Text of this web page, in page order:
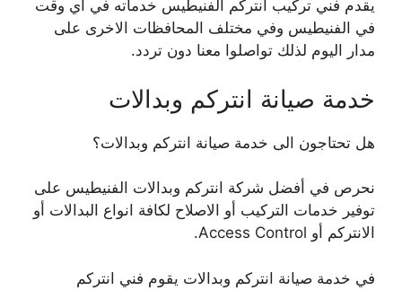
يقدم فني تركيب انتركم الفنيطيس خدماته في اي وقت
في الفنيطيس وفي مختلف المحافظات الاخرى على
مدار اليوم لذلك تواصلوا معنا دون تردد.
خدمة صيانة انتركم وبدالات
هل تحتاجون الى خدمة صيانة انتركم وبدالات؟
نحرص في أفضل شركة انتركم وبدالات الفنيطيس على
توفير خدمات التركيب أو الاصلاح لكافة انواع البدالات أو
الانتركم أو Access Control.
في خدمة صيانة انتركم وبدالات يقوم فني انتركم